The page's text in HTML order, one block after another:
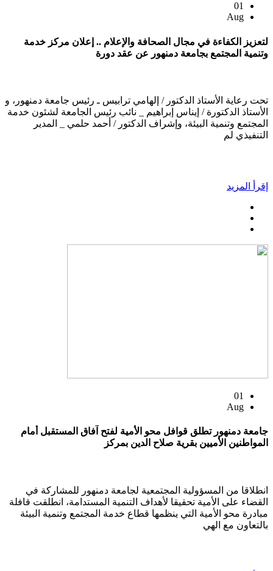
01
Aug
لتعزيز الكفاءة في مجال الصحافة والإعلام .. إعلان مركز خدمة
وتنمية المجتمع بجامعة دمنهور عن عقد دورة
تحت رعاية الأستاذ الدكتور / إلهامي ترابيس ـ رئيس جامعة دمنهور، و
الأستاذ الدكتورة / إيناس إبراهيم _ نائب رئيس الجامعة لشئون خدمة
المجتمع وتنمية البيئة، وإشراف الدكتور / أحمد حلمي _ المدير
التنفيذي لم
إقرأ المزيد
01
Aug
جامعة دمنهور تطلق قوافل محو الأمية لفتح آفاق المستقبل أمام
المواطنين الأميين بقرية صلاح الدين بمركز
انطلاقا من المسؤولية المجتمعية لجامعة دمنهور للمشاركة في
القضاء على الأمية تحقيقا لأهداف التنمية المستدامة، انطلقت قافلة
مبادرة محو الأمية التي ينظمها قطاع خدمة المجتمع وتنمية البيئة
بالتعاون مع الهي